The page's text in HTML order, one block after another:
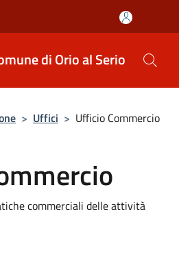
di Orio al Serio
> Uffici > Ufficio Commercio
commerciali delle attività